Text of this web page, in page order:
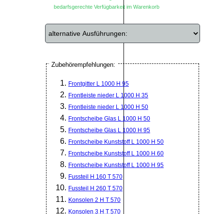
bedarfsgerechte Verfügbarkeit im Warenkorb
Zubehörempfehlungen:
Frontgitter L 1000 H 95
Frontleiste nieder L 1000 H 35
Frontleiste nieder L 1000 H 50
Frontscheibe Glas L 1000 H 50
Frontscheibe Glas L 1000 H 95
Frontscheibe Kunststoff L 1000 H 50
Frontscheibe Kunststoff L 1000 H 60
Frontscheibe Kunststoff L 1000 H 95
Fussteil H 160 T 570
Fussteil H 260 T 570
Konsolen 2 H T 570
Konsolen 3 H T 570